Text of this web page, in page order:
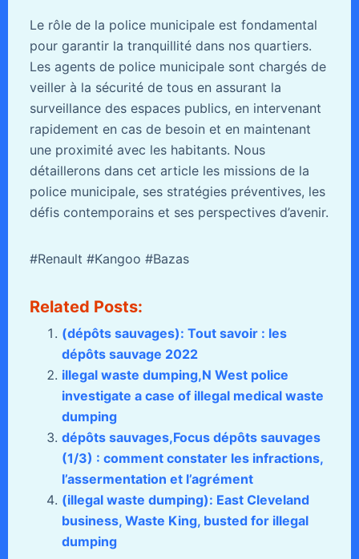
Le rôle de la police municipale est fondamental
pour garantir la tranquillité dans nos quartiers.
Les agents de police municipale sont chargés de
veiller à la sécurité de tous en assurant la
surveillance des espaces publics, en intervenant
rapidement en cas de besoin et en maintenant
une proximité avec les habitants. Nous
détaillerons dans cet article les missions de la
police municipale, ses stratégies préventives, les
défis contemporains et ses perspectives d’avenir.
#Renault #Kangoo #Bazas
Related Posts:
(dépôts sauvages): Tout savoir : les
dépôts sauvage 2022
illegal waste dumping,N West police
investigate a case of illegal medical waste
dumping
dépôts sauvages,Focus dépôts sauvages
(1/3) : comment constater les infractions,
l’assermentation et l’agrément
(illegal waste dumping): East Cleveland
business, Waste King, busted for illegal
dumping